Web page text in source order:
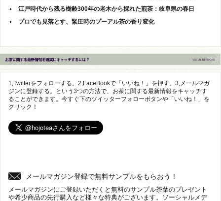
江戸時代から残る樹齢300年の老木から採れた煎茶：岐阜県の春日
プロでも見落とす、緊圧時のプーアル茶の香り変化
1,Twitterをフォローする。2,FaceBookで「いいね！」を押す。3,メールマガ
ジンに登録する。という3つの方法で、お茶に関する最新情報をキャッチす
ることができます。今すぐ下のツイッターフォローボタンや「いいね！」を
クリック！
メールマガジン登録で無料サンプルをもらおう！
メールマガジンにご登録いただくと無料のサンプル茶葉のプレゼント
や希少商品の先行購入など様々な特典がございます。ソーシャルメデ